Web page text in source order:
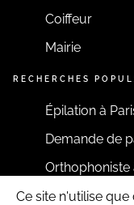
Coiffeur
Mairie
RECHERCHES
Épilation à
Demande de
Orthophoniste
RESTONS
Ce site n'utilise